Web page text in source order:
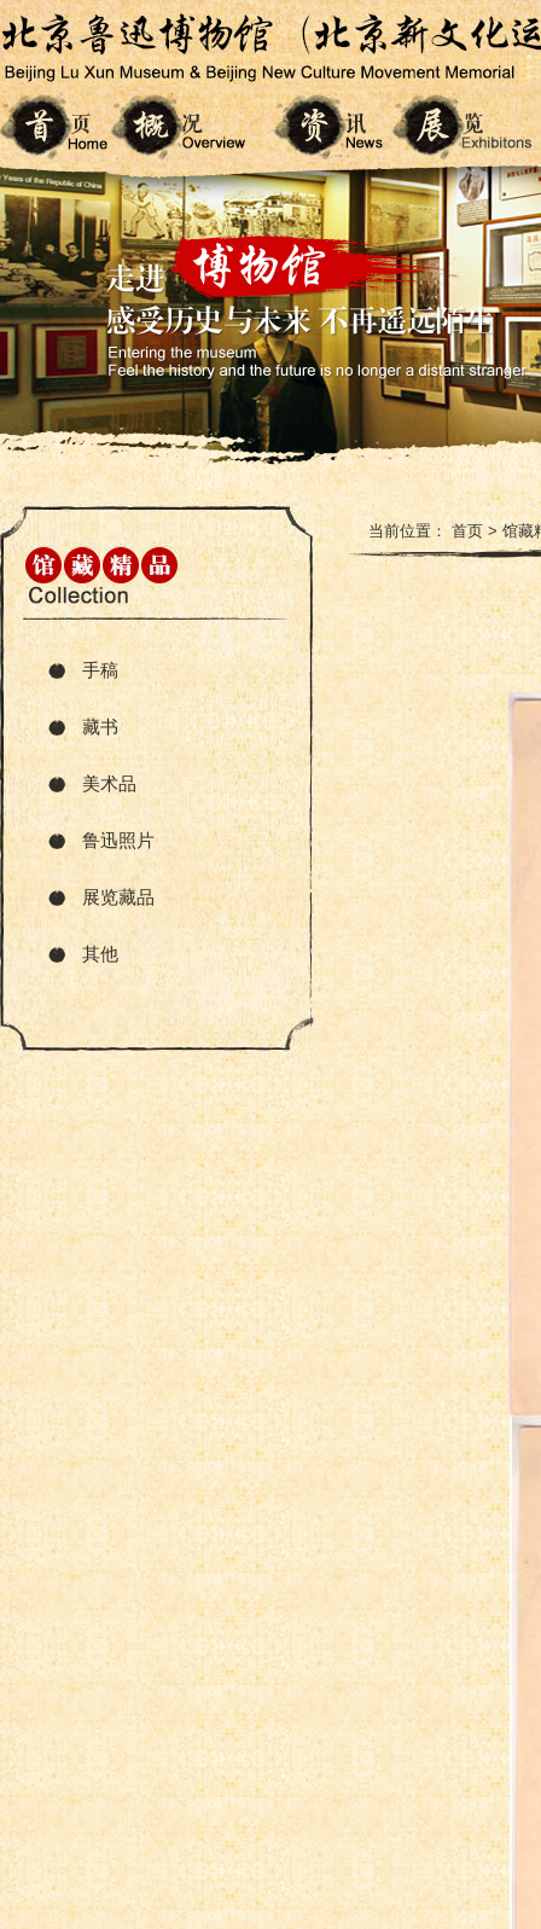
手稿
藏书
美术品
鲁迅照片
展览藏品
其他
当前位置：首页>馆藏